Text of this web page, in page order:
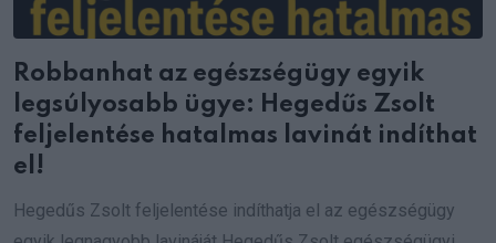
Robbanhat az egészségügy egyik
legsúlyosabb ügye: Hegedűs Zsolt
feljelentése hatalmas lavinát indíthat
el!
Hegedűs Zsolt feljelentése indíthatja el az egészségügy